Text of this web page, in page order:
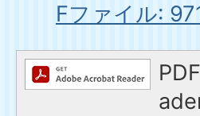
Fファイル: